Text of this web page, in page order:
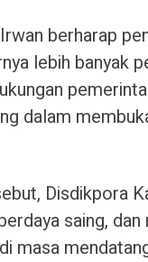
berharap
lebih banyak
dalam
Disdikpora
saing,
masa